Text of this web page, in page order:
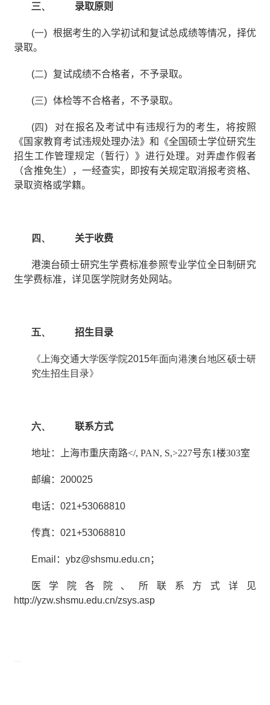
三、 录取原则
(一) 根据考生的入学初试和复试总成绩等情况，择优
录取。
(二) 复试成绩不合格者，不予录取。
(三) 体检等不合格者，不予录取。
(四)
对在报名及考试中有违规行为的考生，将按照
《国家教育考试违规处理办法》和《全国硕士学位研究生
招生工作管理规定（暂行）》进行处理。对弄虚作假者
（含推免生），一经查实，即按有关规定取消报考资格、
录取资格或学籍。
四、 关于收费
港澳台硕士研究生学费标准参照专业学位全日制研究
生学费标准，详见医学院财务处网站。
五、 招生目录
《上海交通大学医学院2015年面向港澳台地区硕士研
究生招生目录》
六、 联系方式
地址：上海市重庆南路</, PAN, S,>227号东1楼303室
邮编： 200025
电话： 021+53068810
传真： 021+53068810
Email ： ybz@shsmu.edu.cn ；
医学院各院、所联系方式详见
http://yzw.shsmu.edu.cn/zsys.asp